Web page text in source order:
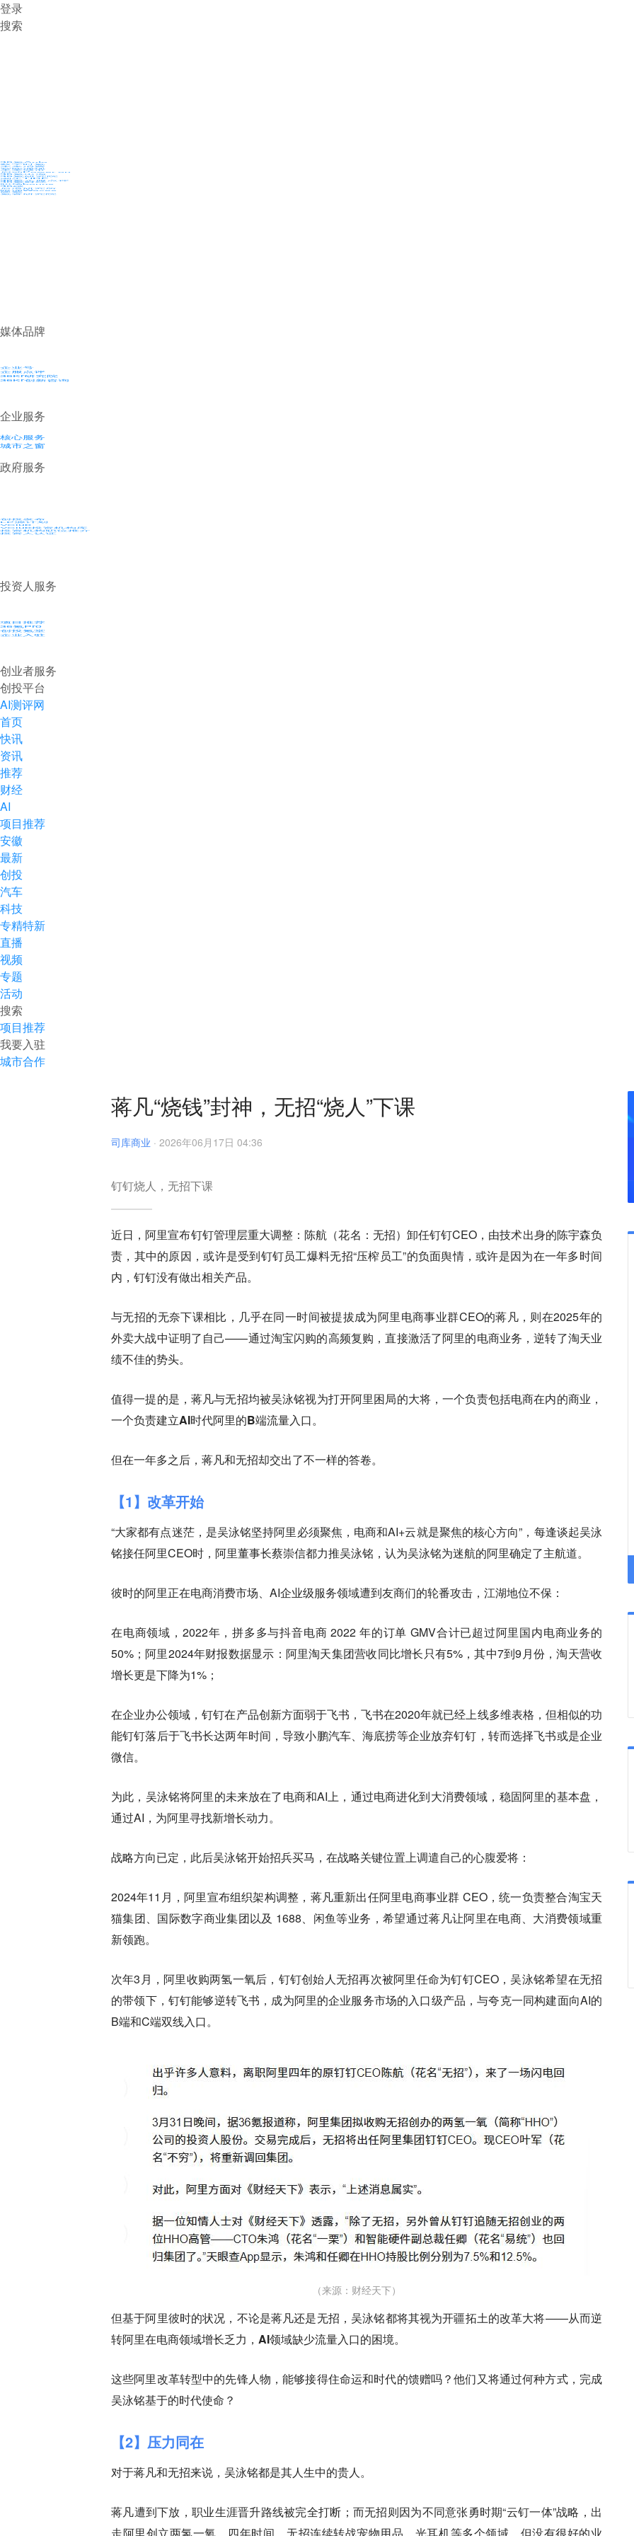
登录
搜索
36氪Auto
智能涌现
未来城市
启动Power on
36氪出海
潮生TIDE
36氪企服点评
36氪财经
职场bonus
36碳
暗涌Waves
硬氪
氪睿研究院
媒体品牌
企业号
企服点评
36Kr研究院
36Kr创新咨询
企业服务
核心服务
城市之窗
政府服务
创投发布
LP源计划
VClub
VClub投资机构库
投资机构职位推介
投资人认证
投资人服务
项目推荐
36氪Pro
创投氪堂
企业入驻
创业者服务
创投平台
AI测评网
首页
快讯
资讯
推荐
财经
AI
项目推荐
安徽
最新
创投
汽车
科技
专精特新
直播
视频
专题
活动
搜索
项目推荐
我要入驻
城市合作
蒋凡“烧钱”封神，无招“烧人”下课
司库商业 · 2026年06月17日 04:36
钉钉烧人，无招下课
近日，阿里宣布钉钉管理层重大调整：陈航（花名：无招）卸任钉钉CEO，由技术出身的陈宇森负
责，其中的原因，或许是受到钉钉员工爆料无招“压榨员工”的负面舆情，或许是因为在一年多时间
内，钉钉没有做出相关产品。
与无招的无奈下课相比，几乎在同一时间被提拔成为阿里电商事业群CEO的蒋凡，则在2025年的
外卖大战中证明了自己——通过淘宝闪购的高频复购，直接激活了阿里的电商业务，逆转了淘天业
绩不佳的势头。
值得一提的是， 蒋凡与无招均被吴泳铭视为打开阿里困局的大将，一个负责包括电商在内的商业，
一个负责建立AI时代阿里的B端流量入口。
但在一年多之后，蒋凡和无招却交出了不一样的答卷。
【1】改革开始
“大家都有点迷茫，是吴泳铭坚持阿里必须聚焦，电商和AI+云就是聚焦的核心方向”，每逢谈起吴泳
铭接任阿里CEO时，阿里董事长蔡崇信都力推吴泳铭，认为吴泳铭为迷航的阿里确定了主航道。
彼时的阿里正在电商消费市场、AI企业级服务领域遭到友商们的轮番攻击，江湖地位不保：
在电商领域， 2022年，拼多多与抖音电商 2022 年的订单 GMV合计已超过阿里国内电商业务的
50%；阿里2024年财报数据显示：阿里淘天集团营收同比增长只有5%，其中7到9月份，淘天营收
增长更是下降为1%；
在企业办公领域，钉钉在产品创新方面弱于飞书，飞书在2020年就已经上线多维表格，但相似的功
能钉钉落后于飞书长达两年时间，导致小鹏汽车、海底捞等企业放弃钉钉，转而选择飞书或是企业
微信。
为此，吴泳铭将阿里的未来放在了电商和AI上，通过电商进化到大消费领域，稳固阿里的基本盘，
通过AI，为阿里寻找新增长动力。
战略方向已定，此后吴泳铭开始招兵买马，在战略关键位置上调遣自己的心腹爱将：
2024年11月，阿里宣布组织架构调整，蒋凡重新出任‌阿里电商事业群 CEO‌，统一负责整合淘宝天
猫集团、国际数字商业集团以及 1688、闲鱼等业务，希望通过蒋凡让阿里在电商、大消费领域重
新领跑。
次年3月，阿里收购两氢一氧后，钉钉创始人无招再次被阿里任命为钉钉CEO，吴泳铭希望在无招
的带领下，钉钉能够逆转飞书，成为阿里的企业服务市场的入口级产品，与夸克一同构建面向AI的
B端和C端双线入口。
（来源：财经天下）
但基于阿里彼时的状况，不论是蒋凡还是无招，吴泳铭都将其视为开疆拓土的改革大将——从而逆
转阿里在电商领域增长乏力，AI领域缺少流量入口的困境。
这些阿里改革转型中的先锋人物，能够接得住命运和时代的馈赠吗？他们又将通过何种方式，完成
吴泳铭基于的时代使命？
【2】压力同在
对于蒋凡和无招来说，吴泳铭都是其人生中的贵人。
蒋凡遭到下放，职业生涯晋升路线被完全打断；而无招则因为不同意张勇时期“云钉一体”战略，出